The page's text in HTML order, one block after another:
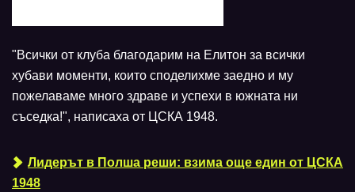
"Всички от клуба благодарим на Елитон за всички
хубави моменти, които споделихме заедно и му
пожелаваме много здраве и успехи в южната ни
съседка!", написаха от ЦСКА 1948.
Лидерът в Полша реши: взима още един от ЦСКА
1948